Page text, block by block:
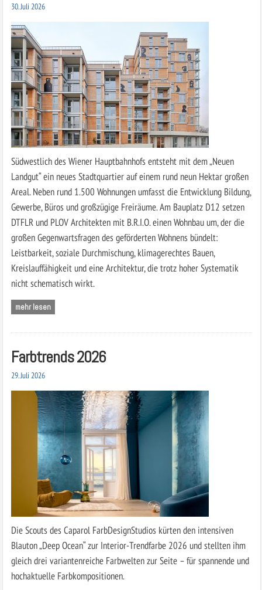
30. Juli 2026
Südwestlich des Wiener Hauptbahnhofs entsteht mit dem „Neuen
Landgut“ ein neues Stadtquartier auf einem rund neun Hektar großen
Areal. Neben rund 1.500 Wohnungen umfasst die Entwicklung Bildung,
Gewerbe, Büros und großzügige Freiräume. Am Bauplatz D12 setzen
DTFLR und PLOV Architekten mit B.R.I.O. einen Wohnbau um, der die
großen Gegenwartsfragen des geförderten Wohnens bündelt:
Leistbarkeit, soziale Durchmischung, klimagerechtes Bauen,
Kreislauffähigkeit und eine Architektur, die trotz hoher Systematik
nicht schematisch wirkt.
mehr lesen
Farbtrends 2026
29. Juli 2026
Die Scouts des Caparol FarbDesignStudios kürten den intensiven
Blauton „Deep ­Ocean“ zur Interior-Trendfarbe 2026 und stellten ihm
gleich drei variantenreiche Farbwelten zur Seite – für spannende und
hochaktuelle Farbkompositionen.